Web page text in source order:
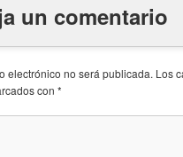
un comentario
electrónico no será publicada. Los
con *